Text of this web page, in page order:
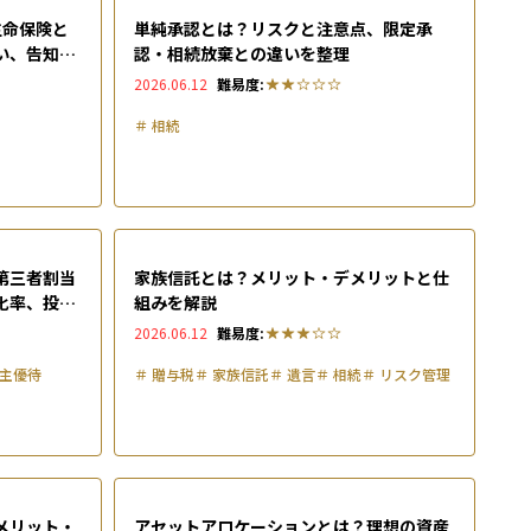
保険と
、告知義
単純承認とは？リスクと注意点、限定承
認・相続放棄との違いを整理
2026.06.12 難易度:
＃ 相続
三者割当
率、投資
優待
家族信託とは？メリット・デメリットと仕
組みを解説
2026.06.12 難易度:
＃ 贈与税＃ 家族信託＃ 遺言＃ 相続＃ リスク管理
ット・ アセットアロケーションとは？理想の資産